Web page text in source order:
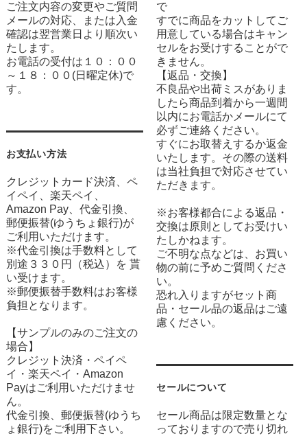
ご注文内容の変更やご質問
メールの対応、または入金
確認は翌営業日より順次い
たします。
お電話の受付は１０：００
～１８：００(日曜定休)で
す。
お支払い方法
クレジットカード決済、ペ
イペイ、楽天ペイ、
Amazon Pay、代金引換、
郵便振替(ゆうちょ銀行)が
ご利用いただけます。
※代金引換は手数料として
別途３３０円（税込）を 貰
い受けます。
※郵便振替手数料はお客様
負担となります。
【サンプルのみのご注文の
場合】
クレジット決済・ペイペ
イ・楽天ペイ・Amazon
Payはご利用いただけませ
ん。
代金引換、郵便振替(ゆうち
ょ銀行)をご利用下さい。
で
すでに商品をカットしてご
用意している場合はキャン
セルをお受けすることがで
きません。
【返品・交換】
不良品や出荷ミスがありま
したら商品到着から一週間
以内にお電話かメールにて
必ずご連絡ください。
すぐにお取替えするか返金
いたします。その際の送料
は当社負担で対応させてい
ただきます。
※お客様都合による返品・
交換は原則としてお受けい
たしかねます。
ご不明な点などは、お買い
物の前に予めご質問くださ
い。
恐れ入りますがセット商
品・セール品の返品はご遠
慮ください。
セールについて
セール商品は限定数量とな
っておりますので売り切れ